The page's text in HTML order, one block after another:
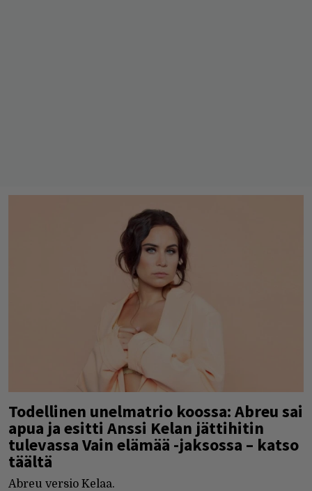
Todellinen unelmatrio koossa: Abreu sai
apua ja esitti Anssi Kelan jättihitin
tulevassa Vain elämää -jaksossa – katso
täältä
Abreu versio Kelaa.